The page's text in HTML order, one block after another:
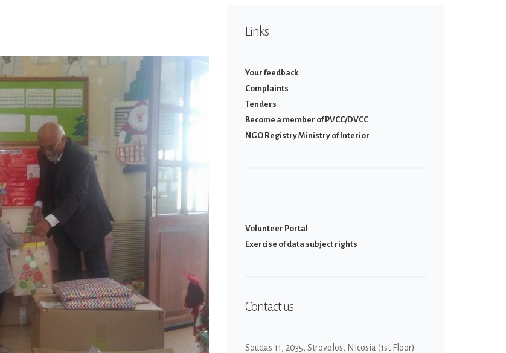
Links
Your feedback
Complaints
Tenders
Become a member of PVCC/DVCC
NGO Registry Ministry of Interior
Volunteer Portal
Εxercise of data subject rights
Contact us
Soudas 11, 2035, Strovolos, Nicosia (1st Floor)